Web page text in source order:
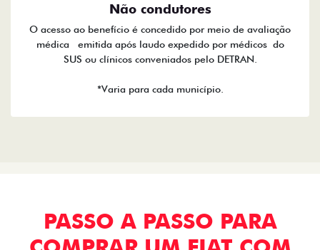
Não condutores
O acesso ao benefício é concedido por meio de avaliação
médica emitida após laudo expedido por médicos do
SUS ou clínicos conveniados pelo DETRAN.
*Varia para cada município.
PASSO A PASSO PARA